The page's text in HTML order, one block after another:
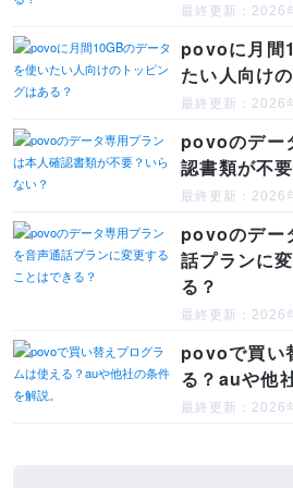
最終更新：2026
povoに月間
たい人向け
最終更新：2026
povoのデー
認書類が不
最終更新：2026
povoのデー
話プランに
る？
最終更新：2026
povoで買い
る？auや他
最終更新：2026